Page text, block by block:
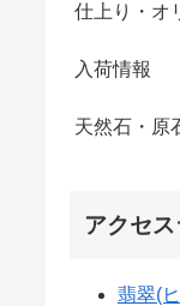
仕上り・オ
入荷情報
天然石・原
アクセ
翡翠(